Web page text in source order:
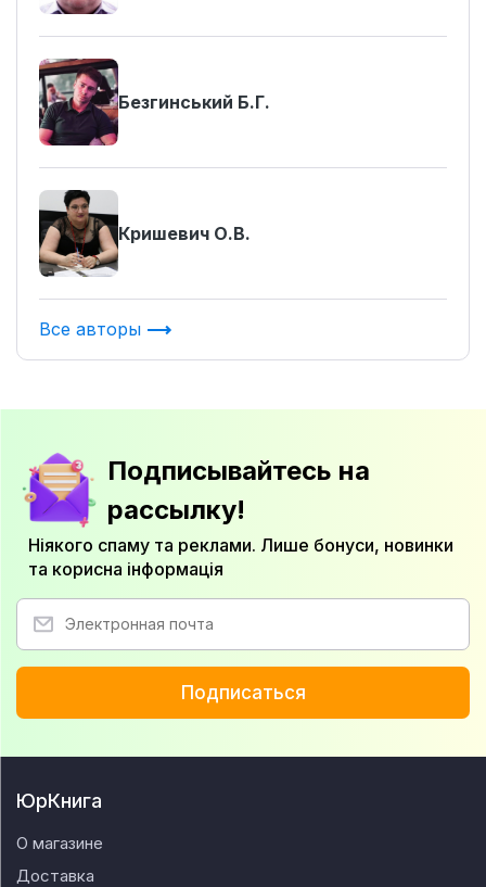
Безгинський Б.Г.
Кришевич О.В.
Все авторы
Подписывайтесь на
рассылку!
Ніякого спаму та реклами. Лише бонуси, новинки
та корисна інформація
Подписаться
ЮрКнига
О магазине
Доставка